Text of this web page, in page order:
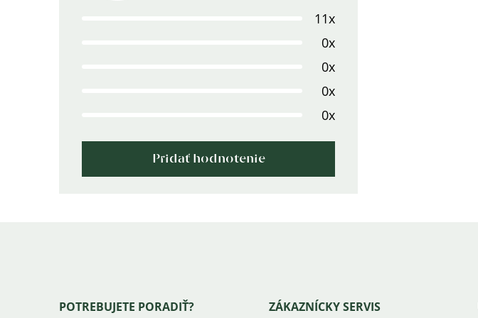
11x
0x
0x
0x
0x
Pridať hodnotenie
ZápätiePOTREBUJETE PORADIŤ? ZÁKAZNÍCKY SERVIS